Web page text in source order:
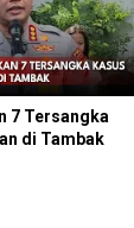
7 Tersangka
di Tambak